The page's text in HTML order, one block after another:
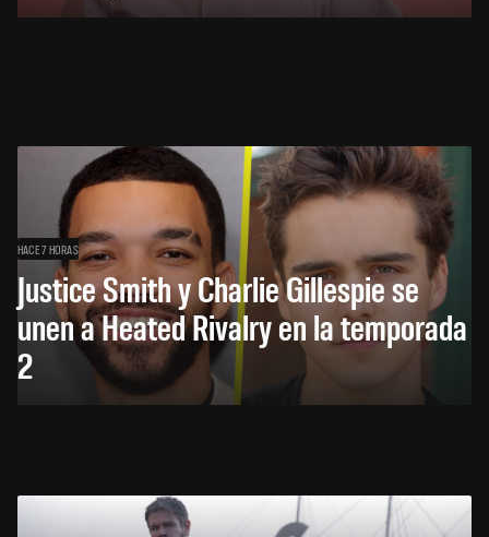
HACE 7 HORAS
Justice Smith y Charlie Gillespie se
unen a Heated Rivalry en la temporada
2